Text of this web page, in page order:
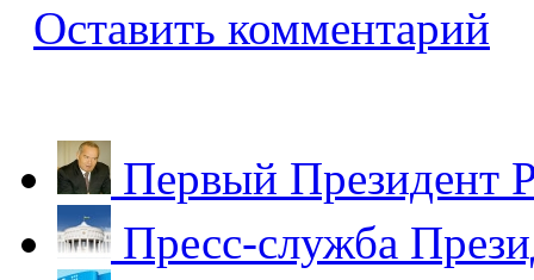
Оставить комментарий
Первый Президент
Пресс-служба